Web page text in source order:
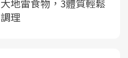
大地雷食物，3體質輕鬆
調理